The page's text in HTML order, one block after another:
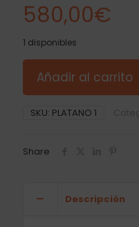
580,00€
1 disponibles
Añadir al carrito
SKU: PLATANO 1
Share
Descripción